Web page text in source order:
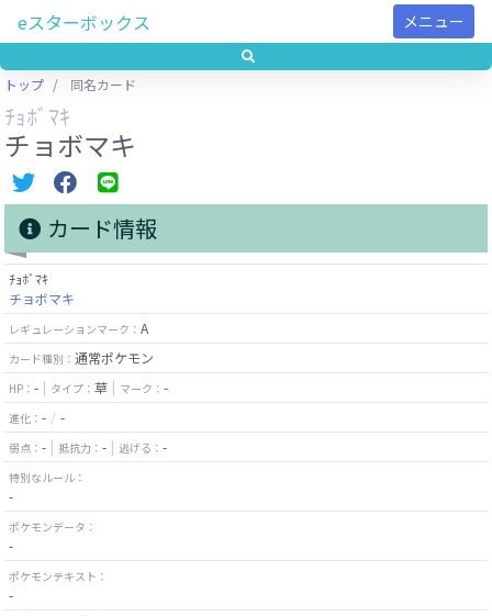
eスターボックス メニュー
トップ 同名カード
ﾁｮﾎﾞﾏｷ
チョボマキ
カード情報
ﾁｮﾎﾞﾏｷ
チョボマキ
レギュレーションマーク： A
カード種別： 通常ポケモン
HP： - タイプ： 草 マーク： -
進化： - -
弱点： - 抵抗力： - 逃げる： -
特別なルール：
-
ポケモンデータ：
-
ポケモンテキスト：
-